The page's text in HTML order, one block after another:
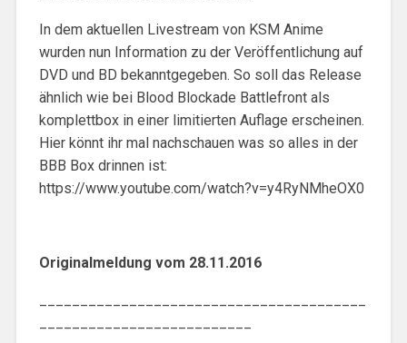
In dem aktuellen Livestream von KSM Anime
wurden nun Information zu der Veröffentlichung auf
DVD und BD bekanntgegeben. So soll das Release
ähnlich wie bei Blood Blockade Battlefront als
komplettbox in einer limitierten Auflage erscheinen.
Hier könnt ihr mal nachschauen was so alles in der
BBB Box drinnen ist:
https://www.youtube.com/watch?v=y4RyNMheOX0
Originalmeldung vom 28.11.2016